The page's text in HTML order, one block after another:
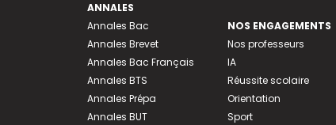
ANNALES
Annales Bac
Annales Brevet
Annales Bac Français
Annales BTS
Annales Prépa
Annales BUT
NOS ENGAGEMENTS
Nos professeurs
IA
Réussite scolaire
Orientation
Sport